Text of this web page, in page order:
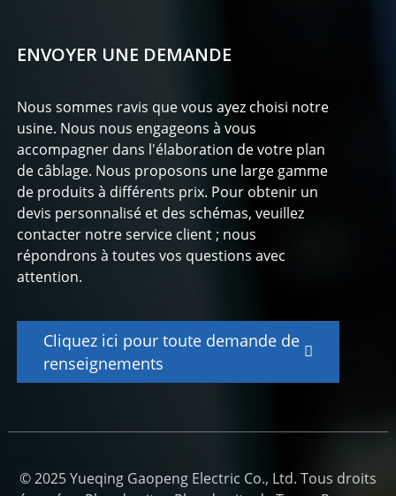
ENVOYER UNE DEMANDE
Nous sommes ravis que vous ayez choisi notre
usine. Nous nous engageons à vous
accompagner dans l'élaboration de votre plan
de câblage. Nous proposons une large gamme
de produits à différents prix. Pour obtenir un
devis personnalisé et des schémas, veuillez
contacter notre service client ; nous
répondrons à toutes vos questions avec
attention.
Cliquez ici pour toute demande de
renseignements
© 2025 Yueqing Gaopeng Electric Co., Ltd. Tous droits